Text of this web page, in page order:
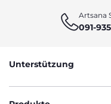
Artsana
091-
Unterstützung